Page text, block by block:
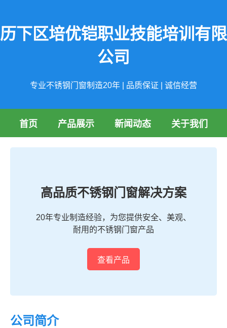
历下区培优铠职业技能培训有限
公司
专业不锈钢门窗制造20年 | 品质保证 | 诚信经营
首页 产品展示 新闻动态 关于我们
高品质不锈钢门窗解决方案
20年专业制造经验，为您提供安全、美观、
耐用的不锈钢门窗产品
查看产品
公司简介